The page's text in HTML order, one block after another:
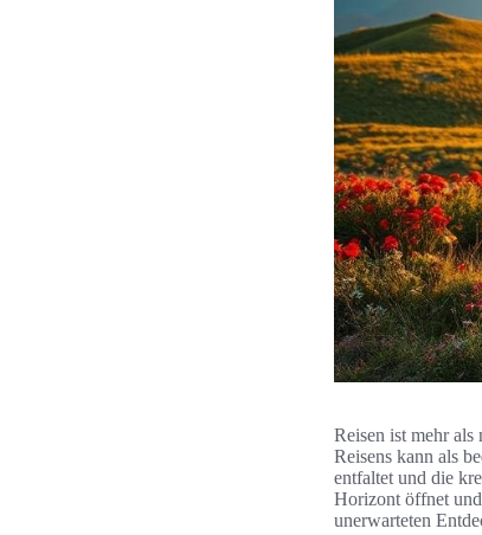
Reisen ist mehr als
Reisens kann als
entfaltet und die
Horizont öffnet
unerwarteten